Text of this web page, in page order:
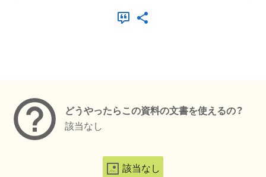
どうやったらこの資料の文書を使えるの？
該当なし
該当なし